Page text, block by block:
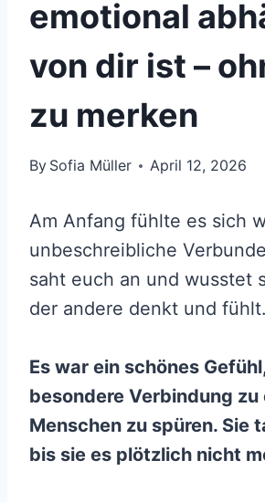
emotional
von dir ist –
zu merken
By Sofia Müller April 12, 2026
Am Anfang fühlte es sich
unbeschreibliche
saht euch an und wusstet
der andere denkt und fühlt.
Es war ein schönes
besondere Verbindung zu
Menschen zu spüren. Sie
bis sie es plötzlich nicht